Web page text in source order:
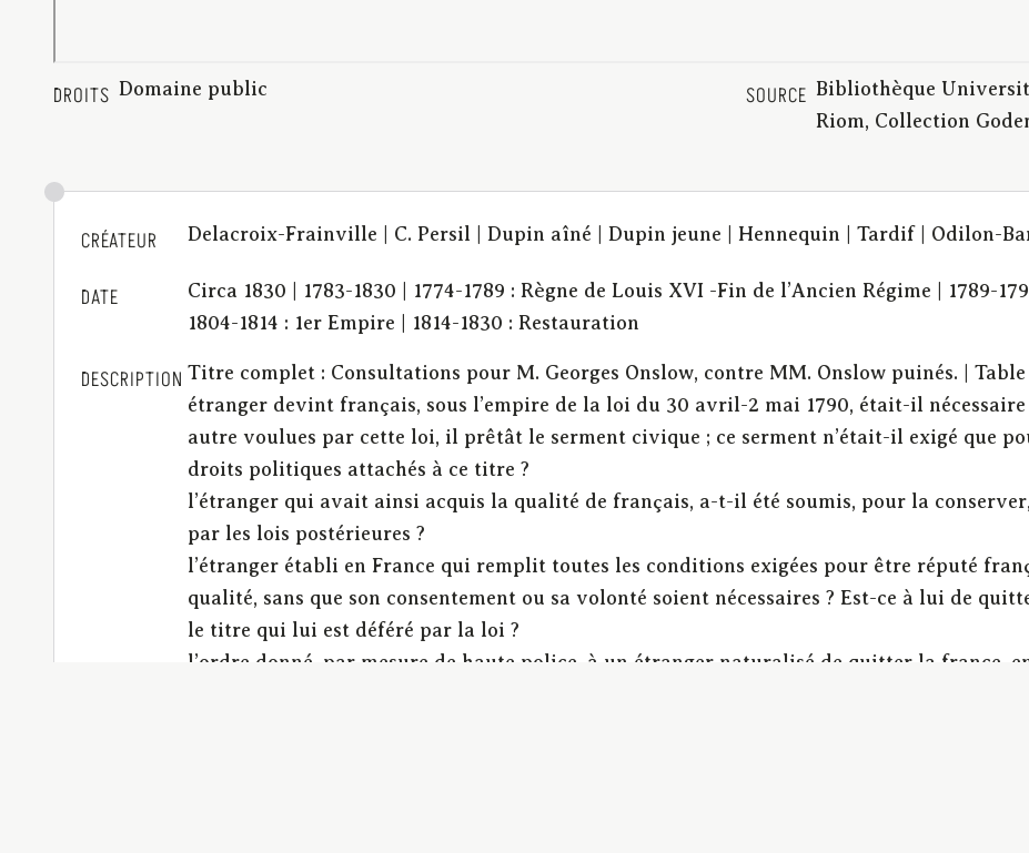
DROITS Domaine public SOURCE Bibliothèque
Riom, Collection
CRÉATEUR Delacroix-Frainville | C. Persil | Dupin aîné | Dupin jeune | Hennequin | Tardif | Odilon-
DATE
Circa 1830 | 1783-1830 | 1774-1789 : Règne de Louis XVI -Fin de l’Ancien Régime | 1789-
1804-1814 : 1er Empire | 1814-1830 : Restauration
DESCRIPTION Titre complet : Consultations pour M. Georges Onslow, contre MM. Onslow puinés. | Table
étranger devint français, sous l’empire de la loi du 30 avril-2 mai 1790, était-il
autre voulues par cette loi, il prêtât le serment civique ; ce serment n’était-il exigé que
droits politiques attachés à ce titre ?
l’étranger qui avait ainsi acquis la qualité de français, a-t-il été soumis, pour la
par les lois postérieures ?
l’étranger établi en France qui remplit toutes les conditions exigées pour être réputé
qualité, sans que son consentement ou sa volonté soient nécessaires ? Est-ce à lui de
le titre qui lui est déféré par la loi ?
l’ordre donné, par mesure de haute police, à un étranger naturalisé de quitter la france,